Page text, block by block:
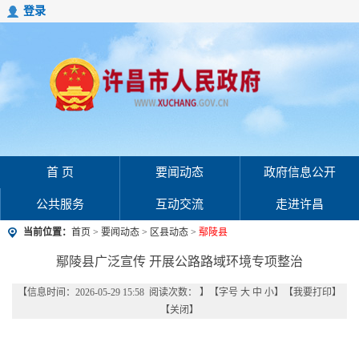
登录
首 页 要闻动态 政府信息公开
公共服务 互动交流 走进许昌
当前位置： 首页 > 要闻动态 > 区县动态 > 鄢陵县
鄢陵县广泛宣传 开展公路路域环境专项整治
【信息时间：2026-05-29 15:58 阅读次数： 】【字号 大 中 小】【我要打印】
【关闭 】